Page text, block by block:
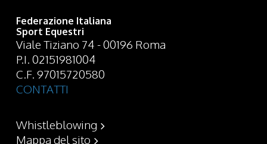
Federazione Italiana
Sport Equestri
Viale Tiziano 74 - 00196 Roma
P.I. 02151981004
C.F. 97015720580
CONTATTI
Whistleblowing
Mappa del sito